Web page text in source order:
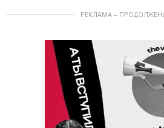
РЕКЛАМА –